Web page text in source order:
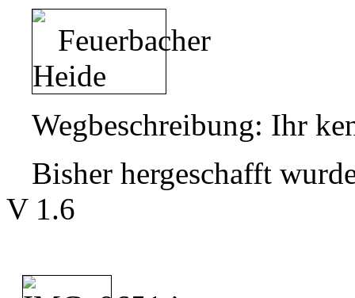
Wegbeschreibung: Ihr
Bisher hergeschafft
V 1.6